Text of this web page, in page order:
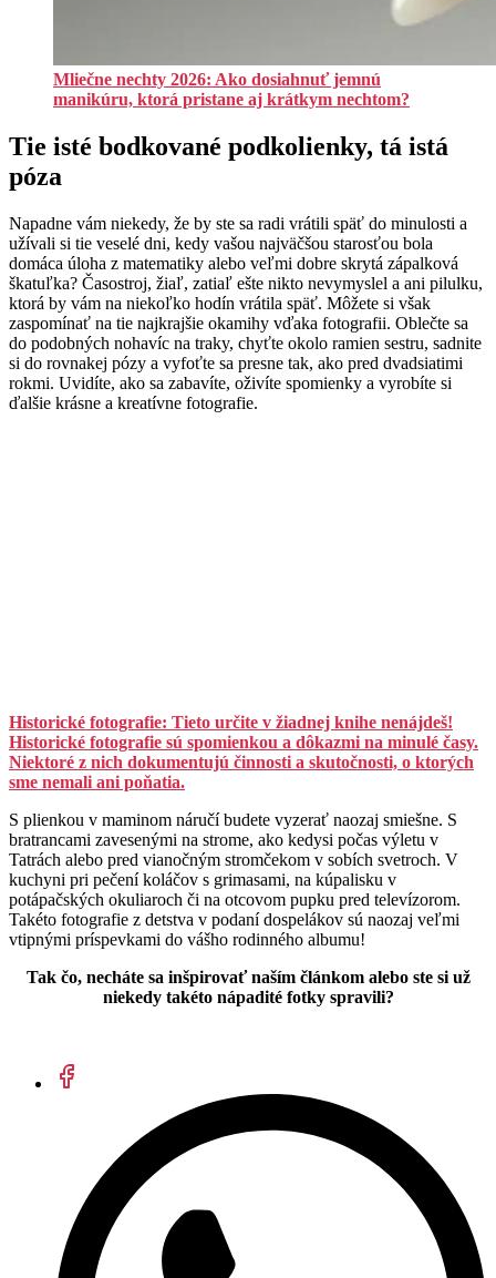
Mliečne nechty 2026: Ako dosiahnuť jemnú
manikúru, ktorá pristane aj krátkym nechtom?
Tie isté bodkované podkolienky, tá istá
póza
Napadne vám niekedy, že by ste sa radi vrátili späť do minulosti a
užívali si tie veselé dni, kedy vašou najväčšou starosťou bola
domáca úloha z matematiky alebo veľmi dobre skrytá zápalková
škatuľka? Časostroj, žiaľ, zatiaľ ešte nikto nevymyslel a ani pilulku,
ktorá by vám na niekoľko hodín vrátila späť. Môžete si však
zaspomínať na tie najkrajšie okamihy vďaka fotografii. Oblečte sa
do podobných nohavíc na traky, chyťte okolo ramien sestru, sadnite
si do rovnakej pózy a vyfoťte sa presne tak, ako pred dvadsiatimi
rokmi. Uvidíte, ako sa zabavíte, oživíte spomienky a vyrobíte si
ďalšie krásne a kreatívne fotografie.
Historické fotografie: Tieto určite v žiadnej knihe nenájdeš!
Historické fotografie sú spomienkou a dôkazmi na minulé časy.
Niektoré z nich dokumentujú činnosti a skutočnosti, o ktorých
sme nemali ani poňatia.
S plienkou v maminom náručí budete vyzerať naozaj smiešne. S
bratrancami zavesenými na strome, ako kedysi počas výletu v
Tatrách alebo pred vianočným stromčekom v sobích svetroch. V
kuchyni pri pečení koláčov s grimasami, na kúpalisku v
potápačských okuliaroch či na otcovom pupku pred televízorom.
Takéto fotografie z detstva v podaní dospelákov sú naozaj veľmi
vtipnými príspevkami do vášho rodinného albumu!
Tak čo, necháte sa inšpirovať naším článkom alebo ste si už
niekedy takéto nápadité fotky spravili?